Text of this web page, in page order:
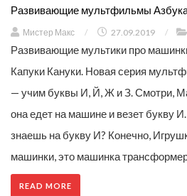
Развивающие мультфильмы
Мистер Макс / 27.09.2019 /
Развивающие мультики про
Капуки Кануки. Новая серия
— учим буквы И, Й, Ж и З. Смотри,
она едет на машине и везет букву
знаешь на букву И? Конечно,
машинки, это машинка
READ MORE